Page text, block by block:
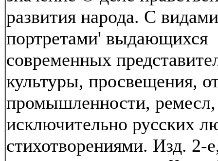
развития народа. С
портретами' выдающихся
современных
культуры, просвещения,
промышленности, ремесл,
исключительно русских
стихотворениями. Изд. 2-